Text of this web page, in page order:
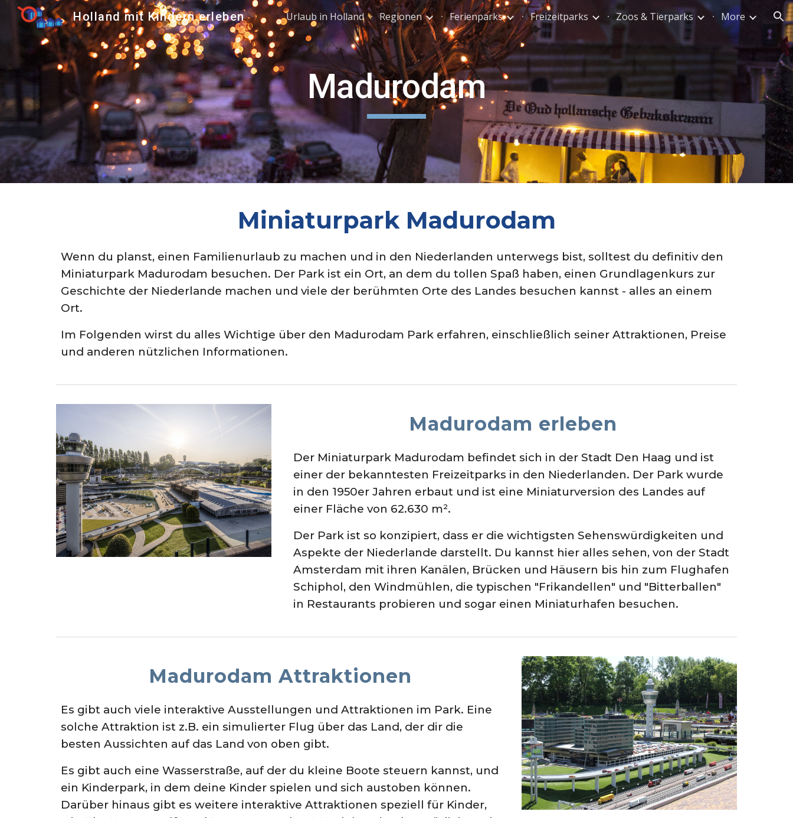
Skip to main content Skip to navigation
Holland mit Kindern erleben Urlaub in Holland Regionen Ferienparks Freizeitparks Zoos & Tierparks More
Madurodam
Miniaturpark Madurodam
Wenn du planst, einen Familienurlaub zu machen und in den Niederlanden unterwegs bist, solltest du definitiv den
Miniaturpark Madurodam besuchen. Der Park ist ein Ort, an dem du tollen Spaß haben, einen Grundlagenkurs zur
Geschichte der Niederlande machen und viele der berühmten Orte des Landes besuchen kannst - alles an einem
Ort.
Im Folgenden wirst du alles Wichtige über den Madurodam Park erfahren, einschließlich seiner Attraktionen, Preise
und anderen nützlichen Informationen.
Madurodam erleben
Der Miniaturpark Madurodam befindet sich in der Stadt Den Haag und ist
einer der bekanntesten Freizeitparks in den Niederlanden. Der Park wurde
in den 1950er Jahren erbaut und ist eine Miniaturversion des Landes auf
einer Fläche von 62.630 m².
Der Park ist so konzipiert, dass er die wichtigsten Sehenswürdigkeiten und
Aspekte der Niederlande darstellt. Du kannst hier alles sehen, von der Stadt
Amsterdam mit ihren Kanälen, Brücken und Häusern bis hin zum Flughafen
Schiphol, den Windmühlen, die typischen "Frikandellen" und "Bitterballen"
in Restaurants probieren und sogar einen Miniaturhafen besuchen.
Madurodam Attraktionen
Es gibt auch viele interaktive Ausstellungen und Attraktionen im Park. Eine
solche Attraktion ist z.B. ein simulierter Flug über das Land, der dir die
besten Aussichten auf das Land von oben gibt.
Es gibt auch eine Wasserstraße, auf der du kleine Boote steuern kannst, und
ein Kinderpark, in dem deine Kinder spielen und sich austoben können.
Darüber hinaus gibt es weitere interaktive Attraktionen speziell für Kinder,